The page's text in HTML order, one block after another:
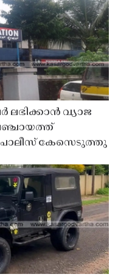
ലഭിക്കാൻ വ്യാജ
പഞ്ചായത്ത്
പൊലീസ് കേസെടുത്തു